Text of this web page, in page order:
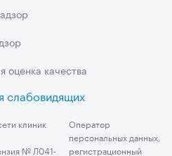
оценка качества
слабовидящих
клиник
№ Л041-
Оператор
персональных данных,
регистрационный